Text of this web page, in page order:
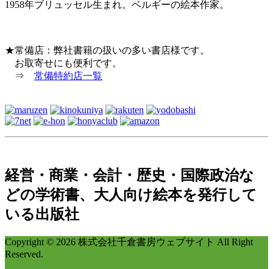
1958年ブリュッセル生まれ。ベルギーの絵本作家。
★常備店：弊社書籍の扱いの多い書店様です。
お取寄せにも便利です。
⇒ 常備特約店一覧
経営・商業・会計・歴史・国際政治な
どの学術書、大人向け絵本を発行して
いる出版社
Copyright © 2026 株式会社千倉書房ウェブサイト All Right
Reserved.